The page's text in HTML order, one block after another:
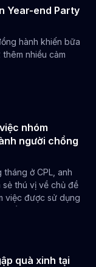
for
financial
professional,
to make the
secure.
now
to project
Year-end Party
hành khiến bữa
nhiều cảm
nhóm
người chồng
ở CPL, anh
thú vị về chủ đề
việc được sử dụng
giúp nhân viên dễ
HouRenSou và
quà xinh tại